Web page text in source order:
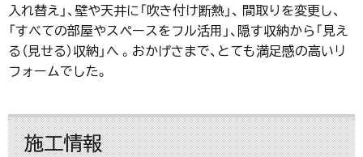
入れ替え」、壁や天井に「吹き付け断熱」、 間取りを変更し、
「すべての部屋やスペースをフル活用」、隠す収納から「見え
る（見せる）収納」へ 。おかげさまで、とても満足感の高いリ
フォームでした。
施工情報